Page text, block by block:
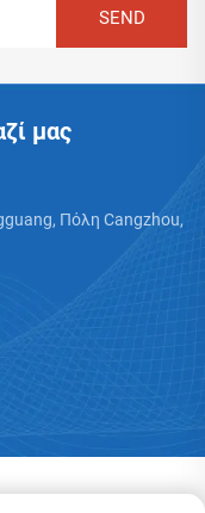
μας
Πόλη Cangzhou,